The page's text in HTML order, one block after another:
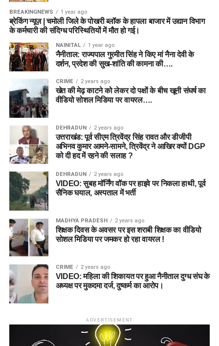
BREAKINGNEWS 1 year ago
ब्रेकिंग न्यूज़ | चमोली जिले के पोखरी ब्लॉक के हापला बाजार में उद्यान विभाग
के कर्मचारी की संदिग्ध परिस्थितियों में मौत हो गई।
NAINITAL 1 year ago
नैनीताल: राज्यपाल गुरमीत सिंह ने किए मां नैना देवी के
दर्शन, प्रदेश की सुख-शांति की कामना की….
CRIME 2 years ago
खेत की मेढ़ काटने को लेकर दो पक्षों के बीच खूनी संघर्ष का
वीडियो सोशल मिडिया पर वायरल….
DEHRADUN 2 years ago
उत्तराखंड: पूर्व सीएम त्रिवेंद्र सिंह रावत और डीजीपी
अभिनव कुमार आमने-सामने, त्रिवेंद्र ने आखिर क्यों DGP
को दी हद में रहने की सलाह ?
DEHRADUN 2 years ago
VIDEO: सुबह मॉर्निंग वॉक पर हाइवे पर निकला हाथी, पूर्व
सैनिक घयाल, अस्पताल में भर्ती
MADHYA PRADESH 2 years ago
शिक्षक दिवस के अवसर पर इस शराबी शिक्षक का वीडियो
सोशल मिडिया पर जमकर हो रहा वायरल !
CRIME 2 years ago
VIDEO: महिला की शिकायत पर हुआ नैनीताल दुग्ध संघ के
अध्यक्ष पर मुकदमा दर्ज, दुष्कर्म का आरोप।
ADVERTISEMENT